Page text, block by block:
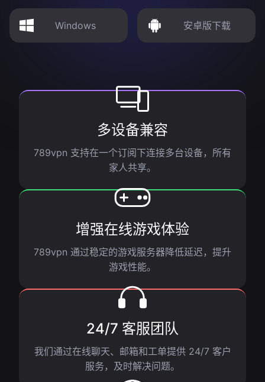
Windows 安卓版下载
多设备兼容
789vpn 支持在一个订阅下连接多台设备，所有
家人共享。
增强在线游戏体验
789vpn 通过稳定的游戏服务器降低延迟，提升
游戏性能。
24/7 客服团队
我们通过在线聊天、邮箱和工单提供 24/7 客户
服务，及时解决问题。